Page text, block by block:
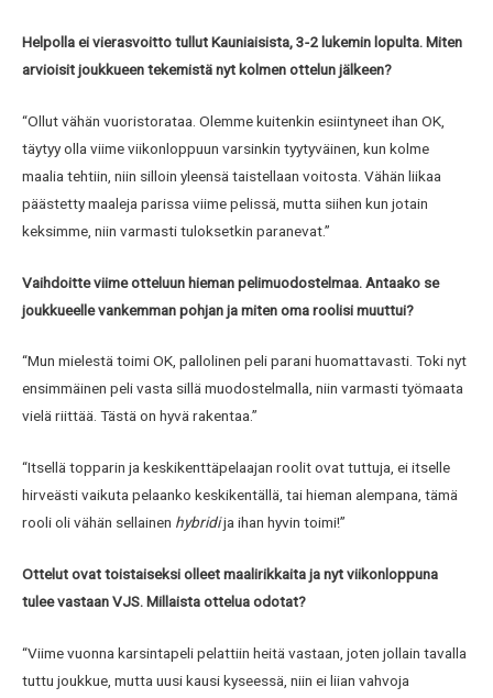
Helpolla ei vierasvoitto tullut Kauniaisista, 3-2 lukemin lopulta. Miten
arvioisit joukkueen tekemistä nyt kolmen ottelun jälkeen?
“Ollut vähän vuoristorataa. Olemme kuitenkin esiintyneet ihan OK,
täytyy olla viime viikonloppuun varsinkin tyytyväinen, kun kolme
maalia tehtiin, niin silloin yleensä taistellaan voitosta. Vähän liikaa
päästetty maaleja parissa viime pelissä, mutta siihen kun jotain
keksimme, niin varmasti tuloksetkin paranevat.”
Vaihdoitte viime otteluun hieman pelimuodostelmaa. Antaako se
joukkueelle vankemman pohjan ja miten oma roolisi muuttui?
“Mun mielestä toimi OK, pallolinen peli parani huomattavasti. Toki nyt
ensimmäinen peli vasta sillä muodostelmalla, niin varmasti työmaata
vielä riittää. Tästä on hyvä rakentaa.”
“Itsellä topparin ja keskikenttäpelaajan roolit ovat tuttuja, ei itselle
hirveästi vaikuta pelaanko keskikentällä, tai hieman alempana, tämä
rooli oli vähän sellainen hybridija ihan hyvin toimi!”
Ottelut ovat toistaiseksi olleet maalirikkaita ja nyt viikonloppuna
tulee vastaan VJS. Millaista ottelua odotat?
“Viime vuonna karsintapeli pelattiin heitä vastaan, joten jollain tavalla
tuttu joukkue, mutta uusi kausi kyseessä, niin ei liian vahvoja